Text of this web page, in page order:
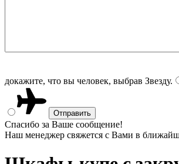
докажите, что вы человек, выбрав Звезду.
Спасибо за Ваше сообщение!
Наш менеджер свяжется с Вами в